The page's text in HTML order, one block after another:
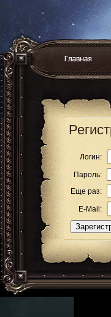
Логин:
Пароль:
Еще раз:
E-Mail: